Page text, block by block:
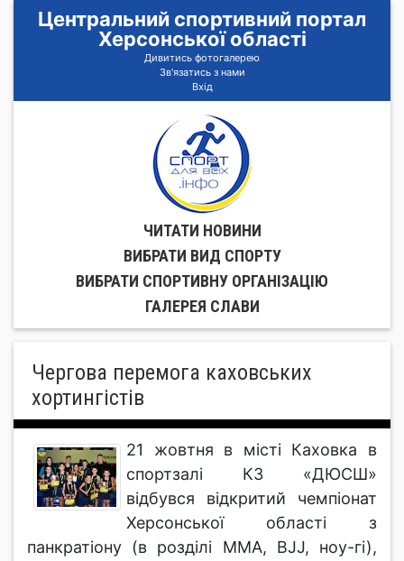
Центральний спортивний портал
Херсонської області
Дивитись фотогалерею
Зв'язатись з нами
Вхід
ЧИТАТИ НОВИНИ
ВИБРАТИ ВИД СПОРТУ
ВИБРАТИ СПОРТИВНУ ОРГАНIЗАЦIЮ
ГАЛЕРЕЯ СЛАВИ
Чергова перемога каховських
хортингістів
21 жовтня в місті Каховка в
спортзалі КЗ «ДЮСШ»
відбувся відкритий чемпіонат
Херсонської області з
панкратіону (в розділі ММА, BJJ, ноу-гі),